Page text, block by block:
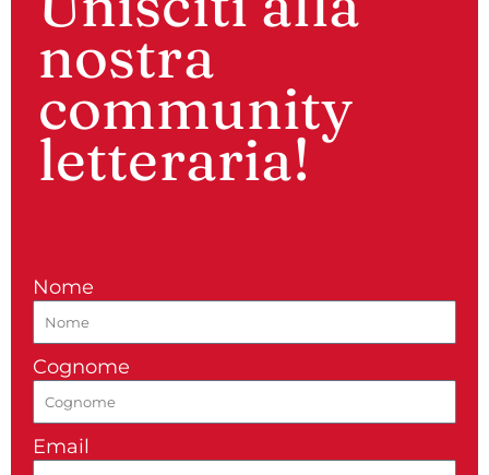
nostra
community
letteraria!
Nome
Cognome
Email